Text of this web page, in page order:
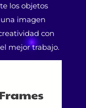
los objetos
imagen
con
mejor trabajo.